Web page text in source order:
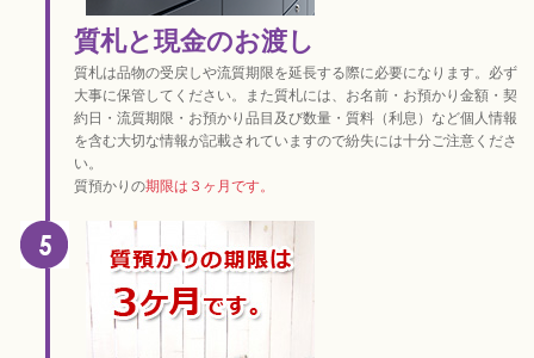
質札と現金のお渡し
質札は品物の受戻しや流質期限を延長する際に必要になります。必ず
大事に保管してください。また質札には、お名前・お預かり金額・契
約日・流質期限・お預かり品目及び数量・質料（利息）など個人情報
を含む大切な情報が記載されていますので紛失には十分ご注意くださ
い。
質預かりの期限は３ヶ月です。